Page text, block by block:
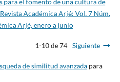
para el fomento de una cultura de
Revista Académica Arjé: Vol. 7 Núm.
Arjé, enero a junio
1-10 de 74 Siguiente
de similitud avanzadapara